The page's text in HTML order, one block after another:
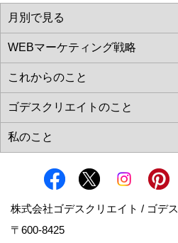
株式会社ゴデスクリエイト / ゴデ
〒600-8425